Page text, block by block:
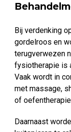
Bij verdenking
gordelroos en
terugverwezen
fysiotherapie is
Vaak wordt in
met massage,
of
Daarnaast